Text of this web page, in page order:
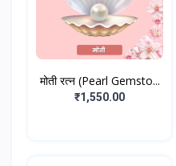
मोती रत्न (Pearl Gemsto...
₹1,550.00